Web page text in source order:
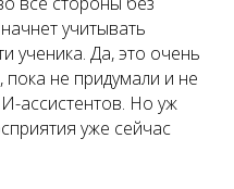
учитывать
ученика. Да, это очень
не придумали и не
ассистентов. Но уж
уже сейчас